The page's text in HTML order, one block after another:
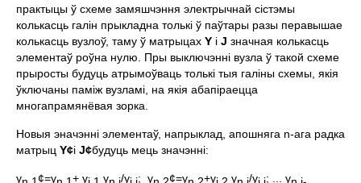
практыцы ў схеме замяшчэння электрычнай сiстэмы
колькасць галiн прыкладна толькi ў паўтары разы перавышае
колькасць вузлоў, таму ў матрыцах Y i J значная колькасць
элементаў роўна нулю. Пры выключэннi вузла ў такой схеме
прыросты будуць атрымоўваць толькi тыя галiны схемы, якiя
ўключаны памiж вузламi, на якiя абапiраецца
многапрамянёвая зорка.
Новыя эначэннi элементаў, напрыклад, апошняга n-ага радка
матрыц Y¢i J¢будуць мець значэннi:
y ¢=y + y y /y ; y ¢=y +y y /y ; ... y